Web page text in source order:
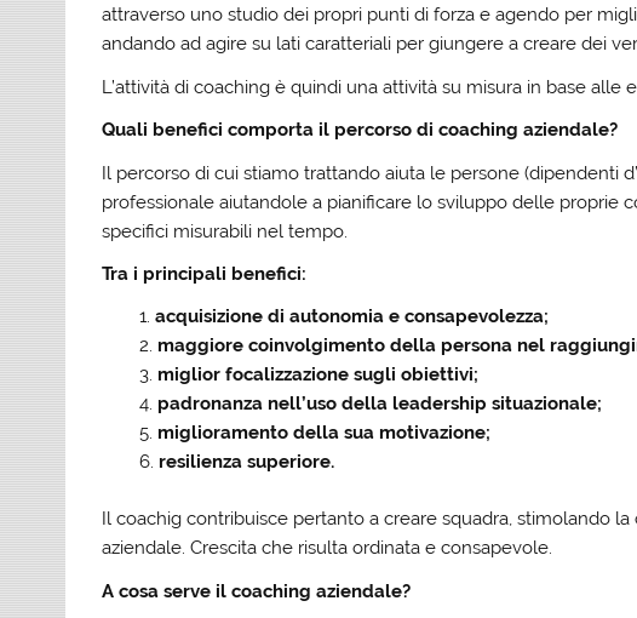
attraverso uno studio dei propri punti di forza e agendo per
andando ad agire su lati caratteriali per giungere a creare dei
L’attività di coaching è quindi una attività su misura in base alle
Quali benefici comporta il percorso di coaching aziendale?
Il percorso di cui stiamo trattando aiuta le persone (dipendenti
professionale aiutandole a pianificare lo sviluppo delle proprie
specifici misurabili nel tempo.
Tra i principali benefici:
acquisizione di autonomia e consapevolezza;
maggiore coinvolgimento della persona nel
miglior focalizzazione sugli obiettivi;
padronanza nell’uso della leadership situazionale;
miglioramento della sua motivazione;
resilienza superiore.
Il coachig contribuisce pertanto a creare squadra, stimolando la
aziendale. Crescita che risulta ordinata e consapevole.
A cosa serve il coaching aziendale?